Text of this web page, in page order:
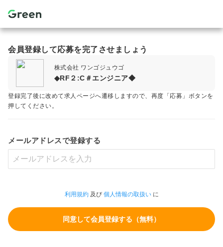
会員登録して応募を完了させましょう
株式会社 ワンゴジュウゴ
◆RF２:C＃エンジニア◆
登録完了後に改めて求人ページへ遷移しますので、再度「応募」ボタンを
押してください。
メールアドレスで登録する
利用規約及び 個人情報の取扱いに